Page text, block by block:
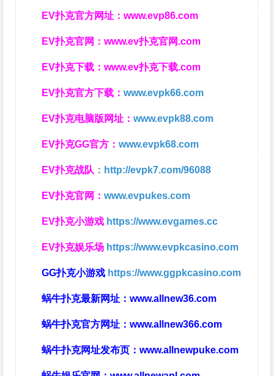
EV扑克官方网址：www.evp86.com
EV扑克官网：www.ev扑克官网.com
EV扑克下载：www.ev扑克下载.com
EV扑克官方下载：www.evpk66.com
EV扑克电脑版网址：www.evpk88.com
EV扑克GG官方：www.evpk68.com
EV扑克战队 ： http://evpk7.com/96088
EV扑克官网：www.evpukes.com
EV扑克小游戏 https://www.evgames.cc
EV扑克娱乐场 https://www.evpkcasino.com
GG扑克小游戏 https://www.ggpkcasino.com
蜗牛扑克最新网址：www.allnew36.com
蜗牛扑克官方网址：www.allnew366.com
蜗牛扑克网址发布页：www.allnewpuke.com